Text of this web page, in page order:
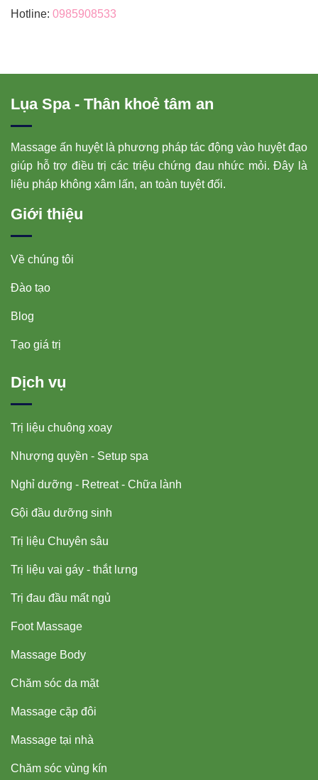
Hotline: 0985908533
Lụa Spa - Thân khoẻ tâm an
Massage ấn huyệt là phương pháp tác động vào huyệt đạo
giúp hỗ trợ điều trị các triệu chứng đau nhức mỏi. Đây là
liệu pháp không xâm lấn, an toàn tuyệt đối.
Giới thiệu
Về chúng tôi
Đào tạo
Blog
Tạo giá trị
Dịch vụ
Trị liệu chuông xoay
Nhượng quyền - Setup spa
Nghỉ dưỡng - Retreat - Chữa lành
Gội đầu dưỡng sinh
Trị liệu Chuyên sâu
Trị liệu vai gáy - thắt lưng
Trị đau đầu mất ngủ
Foot Massage
Massage Body
Chăm sóc da mặt
Massage cặp đôi
Massage tại nhà
Chăm sóc vùng kín